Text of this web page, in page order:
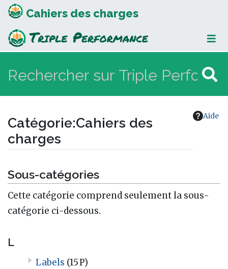
Cahiers des charges
Aide
Catégorie:Cahiers des
charges
Sous-catégories
Cette catégorie comprend seulement la sous-
catégorie ci-dessous.
L
Labels (15 P)